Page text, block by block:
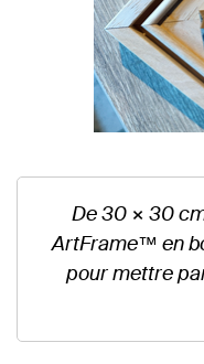
De 30 × 30
ArtFrame™ en
pour mettre